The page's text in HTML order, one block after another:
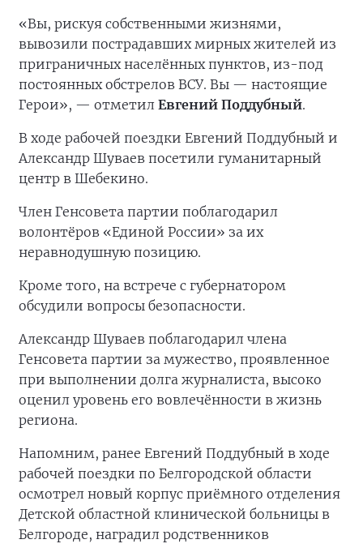
«Вы, рискуя собственными жизнями,
вывозили пострадавших мирных жителей из
приграничных населённых пунктов, из-под
постоянных обстрелов ВСУ. Вы — настоящие
Герои», — отметил Евгений Поддубный.
В ходе рабочей поездки Евгений Поддубный и
Александр Шуваев посетили гуманитарный
центр в Шебекино.
Член Генсовета партии поблагодарил
волонтёров «Единой России» за их
неравнодушную позицию.
Кроме того, на встрече с губернатором
обсудили вопросы безопасности.
Александр Шуваев поблагодарил члена
Генсовета партии за мужество, проявленное
при выполнении долга журналиста, высоко
оценил уровень его вовлечённости в жизнь
региона.
Напомним, ранее Евгений Поддубный в ходе
рабочей поездки по Белгородской области
осмотрел новый корпус приёмного отделения
Детской областной клинической больницы в
Белгороде, наградил родственников